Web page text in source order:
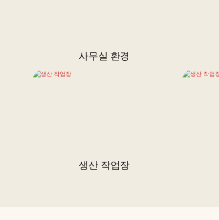
사무실 환경
생산 작업장